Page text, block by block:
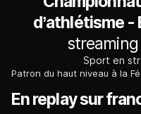
d’athlétisme
Sport en
En replay sur